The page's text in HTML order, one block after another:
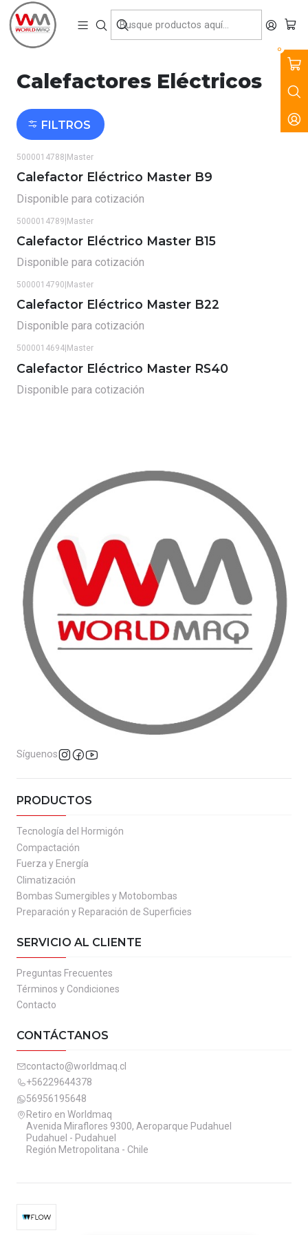
0
VENTA, ARRIENDO Y SERVICIO DE MAQUINARIA PARA LA
CONSTRUCCIÓN, MINERÍA E INDUSTRIA.
Inicio Productos Climatización
Calefactores Eléctricos
FILTROS
5000014788 Master
Calefactor Eléctrico Master B9
Disponible para cotización
5000014789|Master
Calefactor Eléctrico Master B15
Disponible para cotización
5000014790 Master
Calefactor Eléctrico Master B22
Disponible para cotización
5000014694 Master
Calefactor Eléctrico Master RS40
Disponible para cotización
Síguenos
PRODUCTOS
Tecnología del Hormigón
Compactación
Fuerza y Energía
Climatización
Bombas Sumergibles y Motobombas
Preparación y Reparación de Superficies
SERVICIO AL CLIENTE
Preguntas Frecuentes
Términos y Condiciones
Contacto
CONTÁCTANOS
contacto@worldmaq.cl
+56229644378
56956195648
Retiro en Worldmaq
Avenida Miraflores 9300, Aeroparque Pudahuel
Pudahuel - Pudahuel
Región Metropolitana - Chile